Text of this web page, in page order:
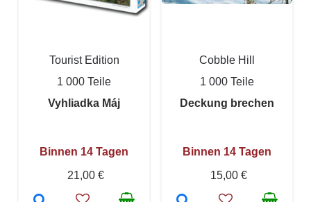
Tourist Edition
1 000 Teile
Vyhliadka Máj
Binnen 14 Tagen
21,00 €
Cobble Hill
1 000 Teile
Deckung brechen
Binnen 14 Tagen
15,00 €